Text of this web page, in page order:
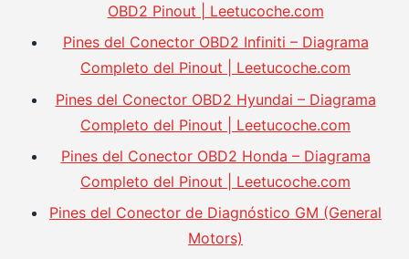
OBD2 Pinout | Leetucoche.com
Pines del Conector OBD2 Infiniti – Diagrama
Completo del Pinout | Leetucoche.com
Pines del Conector OBD2 Hyundai – Diagrama
Completo del Pinout | Leetucoche.com
Pines del Conector OBD2 Honda – Diagrama
Completo del Pinout | Leetucoche.com
Pines del Conector de Diagnóstico GM (General
Motors)